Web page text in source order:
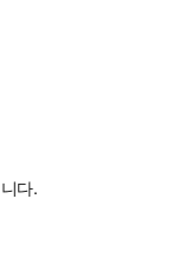
다.